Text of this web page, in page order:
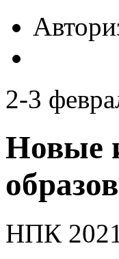
2-3
Новые
НПК